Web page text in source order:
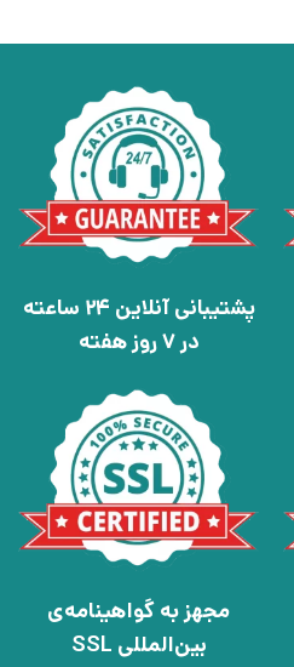
پشتیبانی آنلاین 24 ساعته
در 7 روز هفته
مجهز به گواهینامه‌ی
بین‌المللی SSL